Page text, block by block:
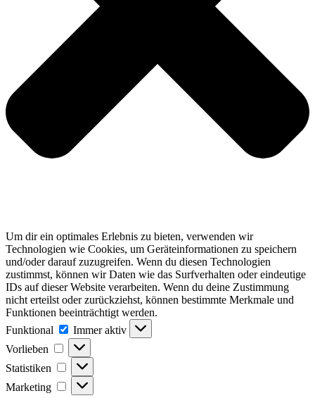
Um dir ein optimales Erlebnis zu bieten, verwenden wir
Technologien wie Cookies, um Geräteinformationen zu speichern
und/oder darauf zuzugreifen. Wenn du diesen Technologien
zustimmst, können wir Daten wie das Surfverhalten oder eindeutige
IDs auf dieser Website verarbeiten. Wenn du deine Zustimmung
nicht erteilst oder zurückziehst, können bestimmte Merkmale und
Funktionen beeinträchtigt werden.
Funktional
Funktional
Immer aktiv
Vorlieben
Vorlieben
Statistiken Statistiken
Marketing Marketing